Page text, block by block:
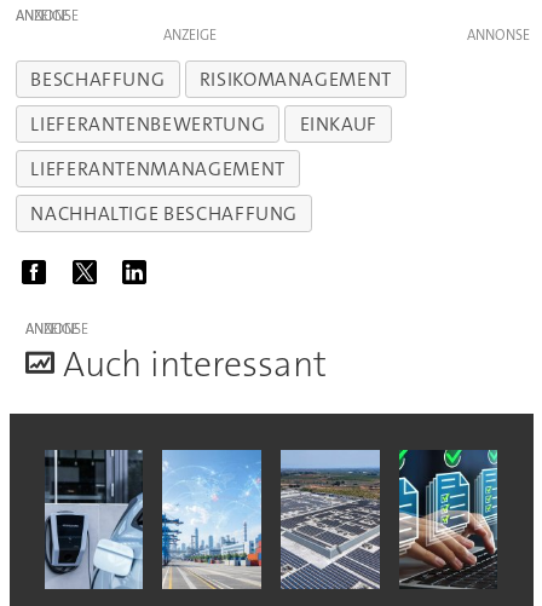
ANZEIGE
ANZEIGE
BESCHAFFUNG
RISIKOMANAGEMENT
LIEFERANTENBEWERTUNG
EINKAUF
LIEFERANTENMANAGEMENT
NACHHALTIGE BESCHAFFUNG
ANZEIGE
Auch interessant